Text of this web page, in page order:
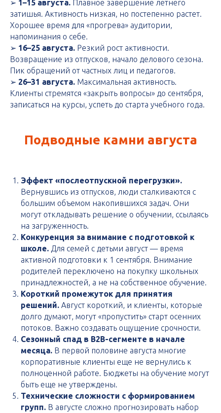
➢ 1–15 августа. Плавное завершение летнего
затишья. Активность низкая, но постепенно растет.
Хорошее время для «прогрева» аудитории,
напоминания о себе.
➢ 16–25 августа. Резкий рост активности.
Возвращение из отпусков, начало делового сезона.
Пик обращений от частных лиц и педагогов.
➢ 26–31 августа. Максимальная активность.
Клиенты стремятся «закрыть вопросы» до сентября,
записаться на курсы, успеть до старта учебного года.
Подводные камни августа
Эффект «послеотпускной перегрузки».
Вернувшись из отпусков, люди сталкиваются с
большим объемом накопившихся задач. Они
могут откладывать решение о обучении, ссылаясь
на загруженность.
Конкуренция за внимание с подготовкой к
школе. Для семей с детьми август — время
активной подготовки к 1 сентября. Внимание
родителей переключено на покупку школьных
принадлежностей, а не на собственное обучение.
Короткий промежуток для принятия
решений. Август короткий, и клиенты, которые
долго думают, могут «пропустить» старт осенних
потоков. Важно создавать ощущение срочности.
Сезонный спад в B2B-сегменте в начале
месяца. В первой половине августа многие
корпоративные клиенты еще не вернулись к
полноценной работе. Бюджеты на обучение могут
быть еще не утверждены.
Технические сложности с формированием
групп. В августе сложно прогнозировать набор